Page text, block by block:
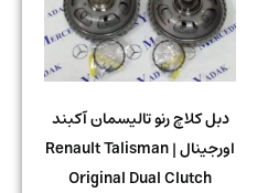
کلاچ رنو تالیسمان آکبند
اورجینال | Renault Talisman
Original Dual Clutch